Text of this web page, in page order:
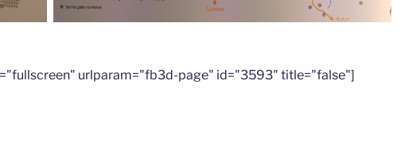
urlparam="fb3d-page" id="3593" title="false"]